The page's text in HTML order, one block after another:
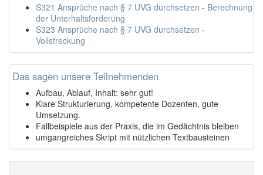
S321 Ansprüche nach § 7 UVG durchsetzen - Berechnung
der Unterhaltsforderung
S323 Ansprüche nach § 7 UVG durchsetzen -
Vollstreckung
Das sagen unsere Teilnehmenden
Aufbau, Ablauf, Inhalt: sehr gut!
Klare Strukturierung, kompetente Dozenten, gute
Umsetzung.
Fallbeispiele aus der Praxis, die im Gedächtnis bleiben
umgangreiches Skript mit nützlichen Textbausteinen